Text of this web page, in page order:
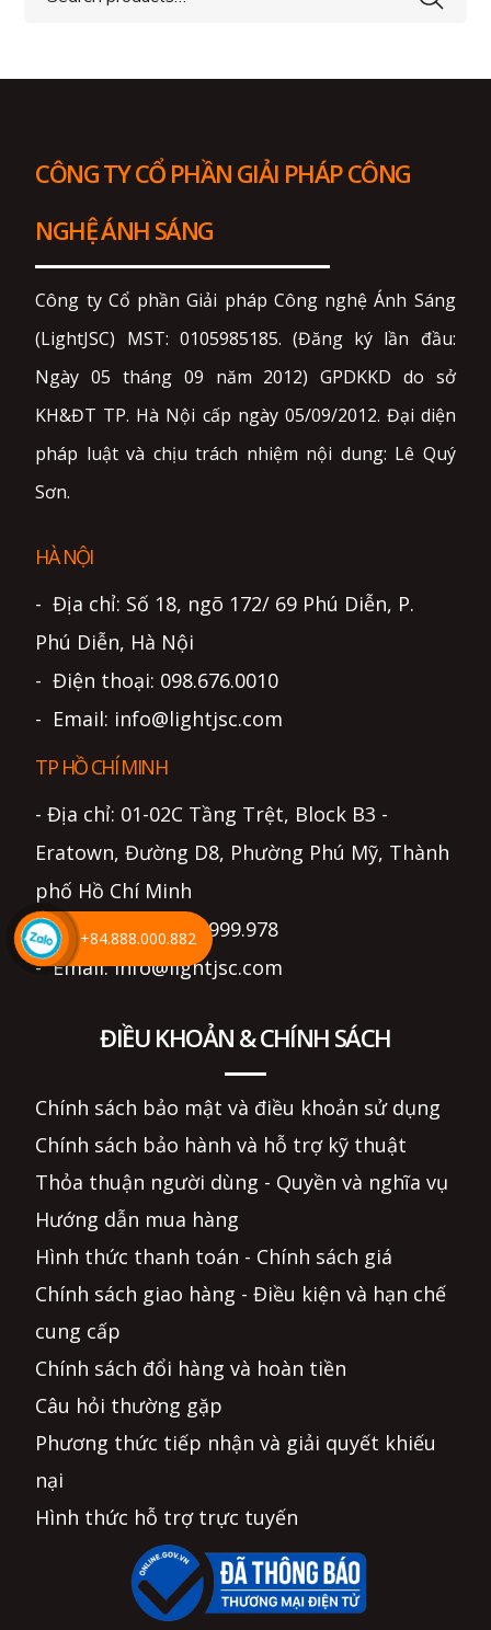
CÔNG TY CỔ PHẦN GIẢI PHÁP CÔNG
NGHỆ ÁNH SÁNG
Công ty Cổ phần Giải pháp Công nghệ Ánh Sáng
(LightJSC) MST: 0105985185. (Đăng ký lần đầu:
Ngày 05 tháng 09 năm 2012) GPDKKD do sở
KH&ĐT TP. Hà Nội cấp ngày 05/09/2012. Đại diện
pháp luật và chịu trách nhiệm nội dung: Lê Quý
Sơn.
HÀ NỘI
- Địa chỉ: Số 18, ngõ 172/ 69 Phú Diễn, P.
Phú Diễn, Hà Nội
- Điện thoại: 098.676.0010
- Email: info@lightjsc.com
TP HỒ CHÍ MINH
- Địa chỉ: 01-02C Tầng Trệt, Block B3 -
Eratown, Đường D8, Phường Phú Mỹ, Thành
phố Hồ Chí Minh
- Điện thoại: 0799.999.978
- Email: info@lightjsc.com
ĐIỀU KHOẢN & CHÍNH SÁCH
Chính sách bảo mật và điều khoản sử dụng
Chính sách bảo hành và hỗ trợ kỹ thuật
Thỏa thuận người dùng - Quyền và nghĩa vụ
Hướng dẫn mua hàng
Hình thức thanh toán - Chính sách giá
Chính sách giao hàng - Điều kiện và hạn chế
cung cấp
Chính sách đổi hàng và hoàn tiền
Câu hỏi thường gặp
Phương thức tiếp nhận và giải quyết khiếu
nại
Hình thức hỗ trợ trực tuyến
+84.888.000.882